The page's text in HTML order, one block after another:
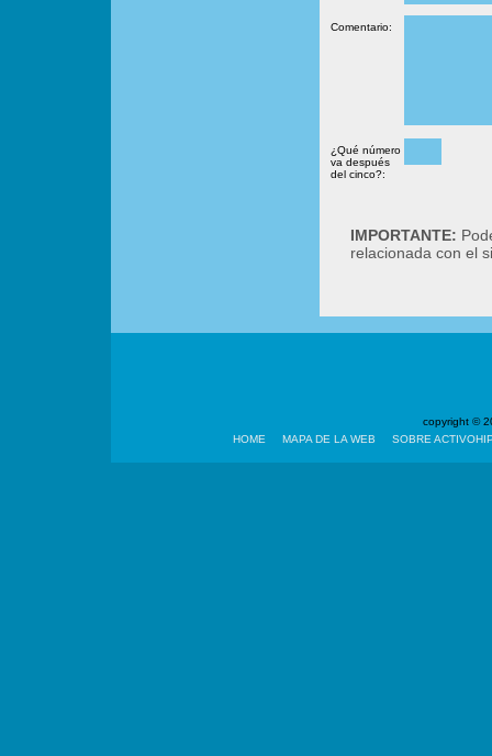
Comentario:
¿Qué número
va después
del cinco?:
IMPORTANTE:
relacionada con el
copyright ©
HOME
MAPA DE LA WEB SOBRE